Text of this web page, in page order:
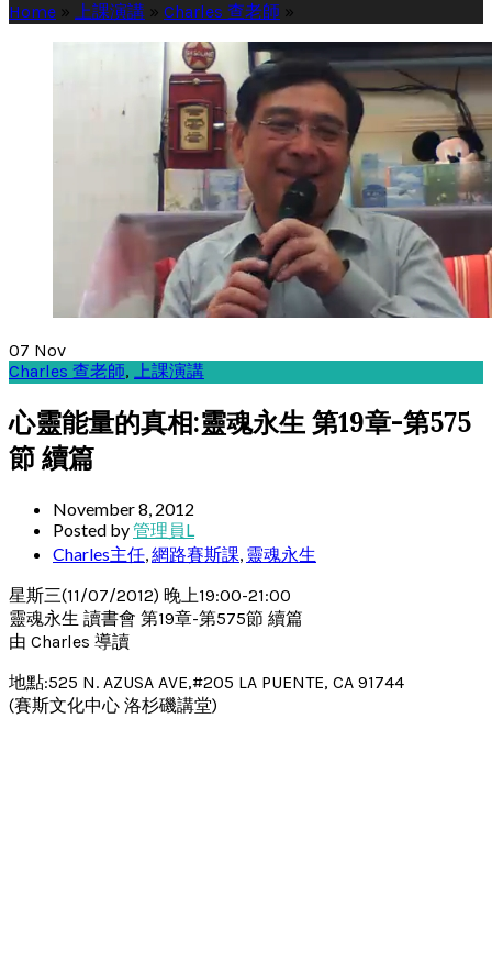
Home » 上課演講 » Charles 查老師 »
07 Nov
Charles 查老師, 上課演講
心靈能量的真相:靈魂永生 第19章-第575
節 續篇
November 8, 2012
Posted by管理員L
Charles主任,網路賽斯課, 靈魂永生
星斯三(11/07/2012) 晚上19:00-21:00
靈魂永生 讀書會 第19章-第575節 續篇
由 Charles 導讀
地點:525 N. AZUSA AVE,#205 LA PUENTE, CA 91744
(賽斯文化中心 洛杉磯講堂)